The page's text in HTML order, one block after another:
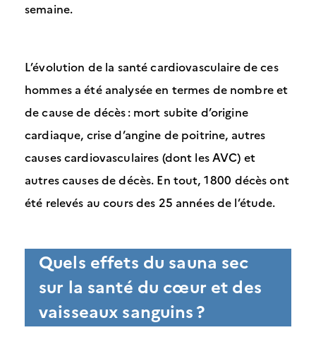
semaine.
L’évolution de la santé cardiovasculaire de ces
hommes a été analysée en termes de nombre et
de cause de décès : mort subite d’origine
cardiaque, crise d’angine de poitrine, autres
causes cardiovasculaires (dont les AVC) et
autres causes de décès. En tout, 1 800 décès ont
été relevés au cours des 25 années de l’étude.
Quels effets du sauna sec
sur la santé du cœur et des
vaisseaux sanguins ?